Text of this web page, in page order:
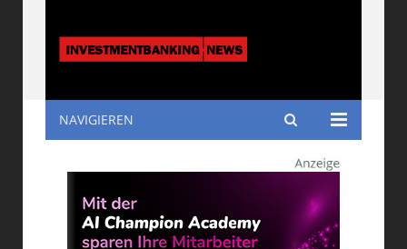
Investmentbanking
NAVIGIEREN